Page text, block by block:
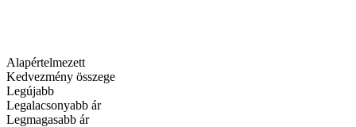
Alapértelmezett
Kedvezmény összege
Legújabb
Legalacsonyabb ár
Legmagasabb ár